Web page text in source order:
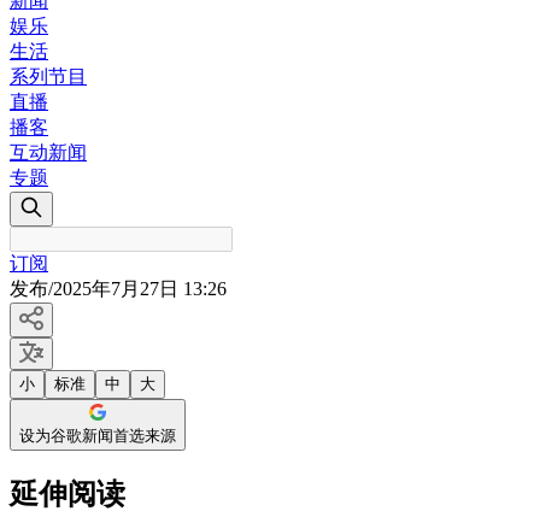
娱乐
生活
系列节目
直播
播客
互动新闻
专题
订阅
发布/2025年7月27日 13:26
小 标准 中 大
设为谷歌新闻首选来源
延伸阅读